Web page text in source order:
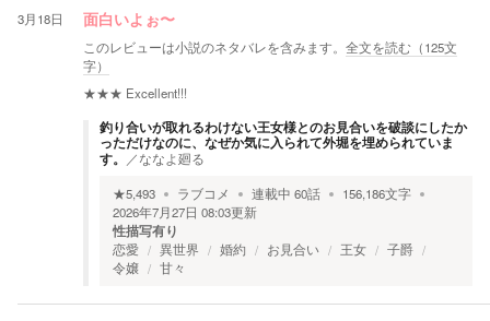
3月18日 面白いよぉ〜
このレビューは小説のネタバレを含みます。 全文を読む（125文
字）
★★★ Excellent!!!
釣り合いが取れるわけない王女様とのお見合いを破談にしたか
っただけなのに、なぜか気に入られて外堀を埋められていま
す。
／ななよ廻る
★5,493 ラブコメ 連載中 60話 156,186文字
2026年7月27日 08:03更新
性描写有り
恋愛 異世界 婚約 お見合い 王女
子爵
令嬢
甘々